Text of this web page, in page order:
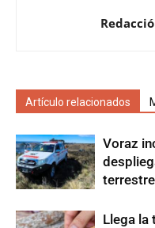
Artículo relacionados
Voraz
terrestre
Llega la